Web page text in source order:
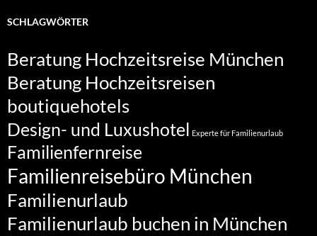
SCHLAGWÖRTER
Beratung Hochzeitsreise München
Beratung Hochzeitsreisen
boutiquehotels
Design- und Luxushotel Experte für Familienurlaub
Familienfernreise
Familienreisebüro München
Familienurlaub
Familienurlaub buchen in München